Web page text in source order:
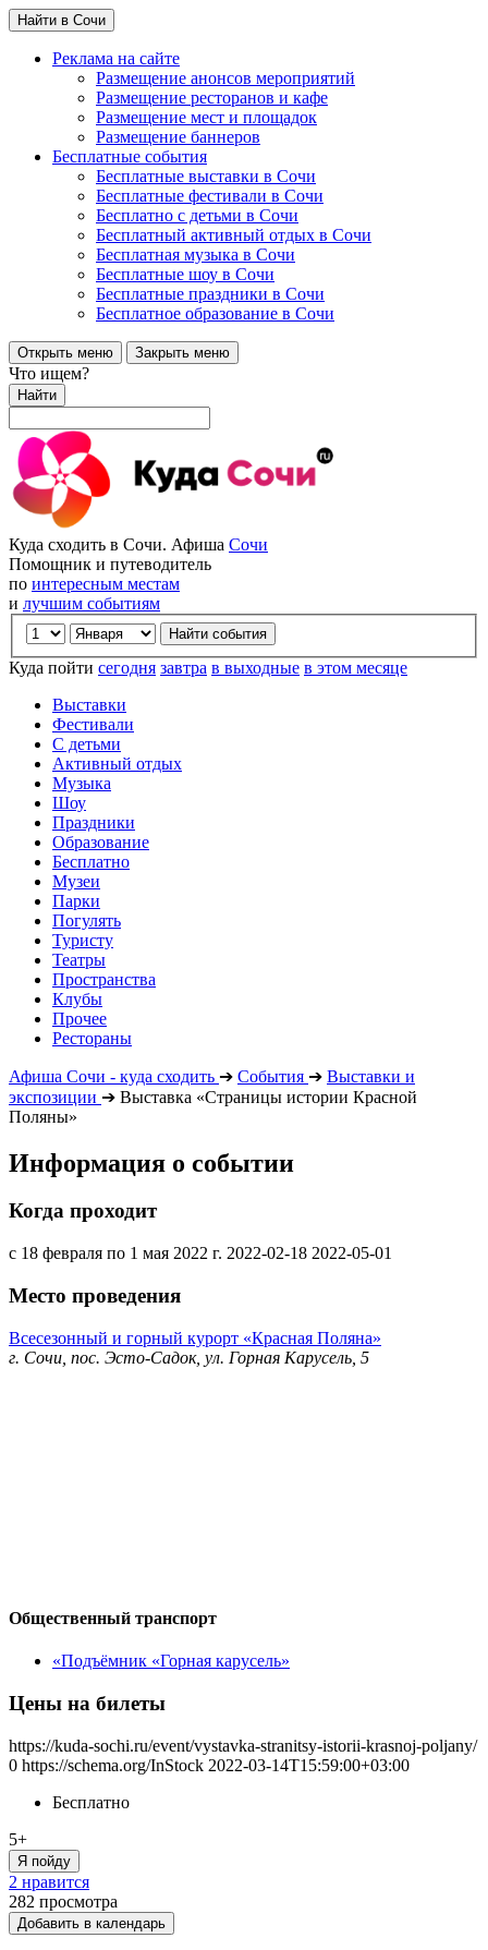
Найти в Сочи
Реклама на сайте
Размещение анонсов мероприятий
Размещение ресторанов и кафе
Размещение мест и площадок
Размещение баннеров
Бесплатные события
Бесплатные выставки в Сочи
Бесплатные фестивали в Сочи
Бесплатно с детьми в Сочи
Бесплатный активный отдых в Сочи
Бесплатная музыка в Сочи
Бесплатные шоу в Сочи
Бесплатные праздники в Сочи
Бесплатное образование в Сочи
Открыть меню Закрыть меню
Что ищем?
Найти
Куда сходить в Сочи. Афиша Сочи
Помощник и путеводитель
по интересным местам
и лучшим событиям
Куда пойти сегодня завтра в выходные в этом месяце
Выставки
Фестивали
С детьми
Активный отдых
Музыка
Шоу
Праздники
Образование
Бесплатно
Музеи
Парки
Погулять
Туристу
Театры
Пространства
Клубы
Прочее
Рестораны
Афиша Сочи - куда сходить ➔ События ➔ Выставки и
экспозиции ➔ Выставка «Страницы истории Красной
Поляны»
Информация о событии
Когда проходит
с 18 февраля по 1 мая 2022 г. 2022-02-18 2022-05-01
Место проведения
Всесезонный и горный курорт «Красная Поляна»
г. Сочи, пос. Эсто-Садок, ул. Горная Карусель, 5
Общественный транспорт
«Подъёмник «Горная карусель»
Цены на билеты
https://kuda-sochi.ru/event/vystavka-stranitsy-istorii-krasnoj-poljany/
0 https://schema.org/InStock 2022-03-14T15:59:00+03:00
Бесплатно
5+
Я пойду
2 нравится
282 просмотра
Добавить в календарь